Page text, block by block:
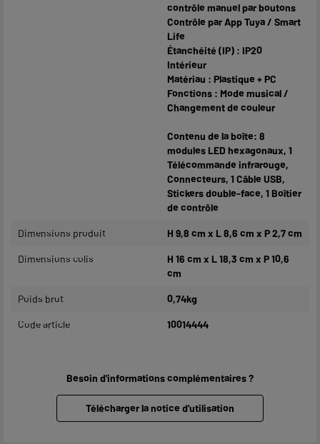
contrôle manuel par boutons
Contrôle par App Tuya / Smart
Life
Étanchéité (IP) : IP20
Intérieur
Matériau : Plastique + PC
Fonctions : Mode musical /
Changement de couleur
Contenu de la boîte: 8
modules LED hexagonaux, 1
Télécommande infrarouge,
Connecteurs, 1 Câble USB,
Stickers double-face, 1 Boîtier
de contrôle
Dimensions produit H 9,8 cm x L 8,6 cm x P 2,7 cm
Dimensions colis
H 16 cm x L 18,3 cm x P 10,6
cm
Poids brut 0,74kg
Code article 10014444
Besoin d'informations complémentaires ?
Télécharger la notice d'utilisation